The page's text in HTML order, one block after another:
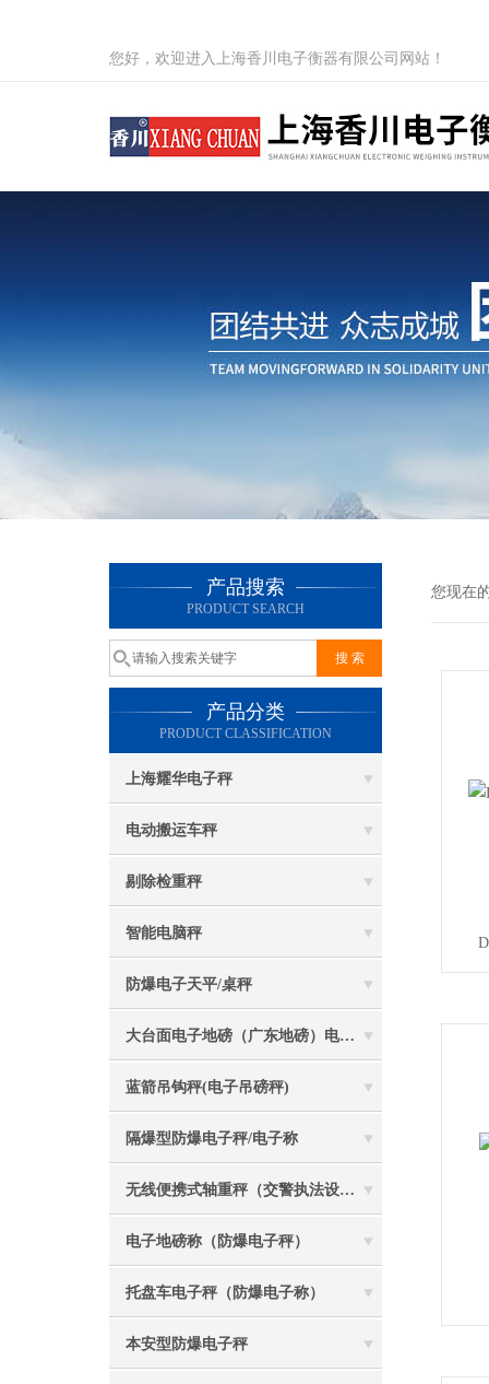
您好，欢迎进入上海香川电子衡器有限公司网站！
产品搜索
PRODUCT SEARCH
产品分类
PRODUCT CLASSIFICATION
上海耀华电子秤
电动搬运车秤
剔除检重秤
智能电脑秤
防爆电子天平/桌秤
大台面电子地磅（广东地磅）电子汽车衡
蓝箭吊钩秤(电子吊磅秤)
隔爆型防爆电子秤/电子称
无线便携式轴重秤（交警执法设备）
电子地磅称（防爆电子秤）
托盘车电子秤（防爆电子称）
本安型防爆电子秤
您现在